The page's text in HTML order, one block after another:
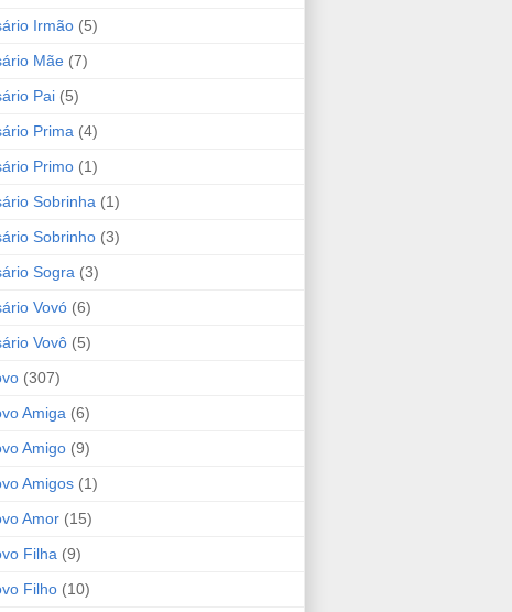
Irmão (5)
Mãe (7)
Pai (5)
Prima (4)
Primo (1)
Sobrinha (1)
Sobrinho (3)
Sogra (3)
Vovó (6)
Vovô (5)
(307)
Amiga (6)
Amigo (9)
Amigos (1)
Amor (15)
Filha (9)
Filho (10)